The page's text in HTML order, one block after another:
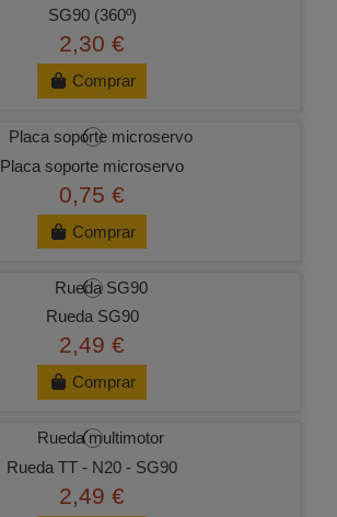
SG90 (360º)
2,30 €
Comprar
Placa soporte microservo
0,75 €
Comprar
Rueda SG90
2,49 €
Comprar
Rueda TT - N20 - SG90
2,49 €